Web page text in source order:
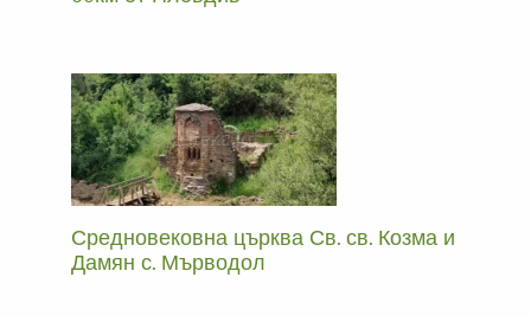
Средновековна църква Св. св. Козма и
Дамян с. Мърводол